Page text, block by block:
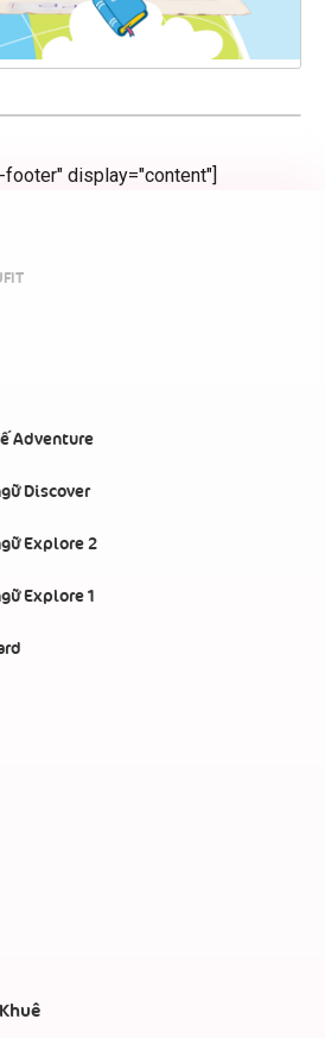
display="content"]
Adventure
Discover
Explore 2
Explore 1